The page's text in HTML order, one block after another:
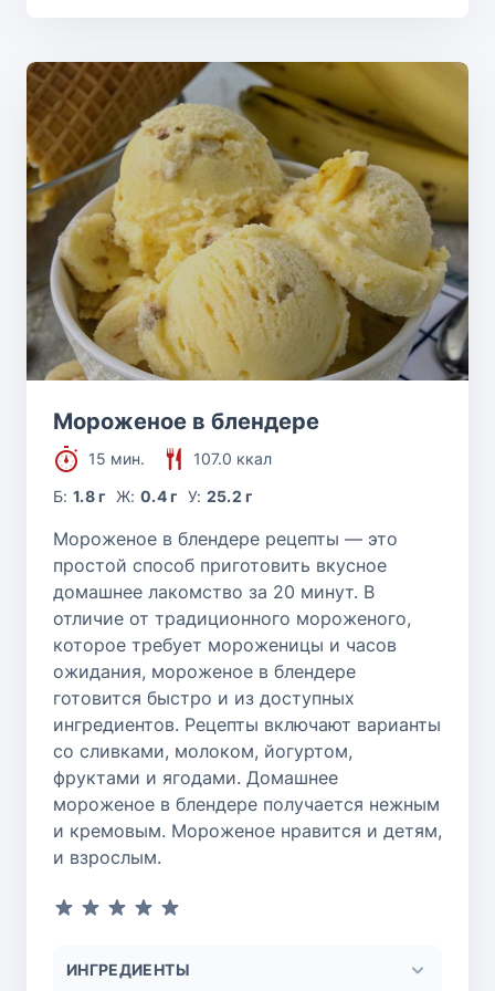
Мороженое в блендере
15 мин.
107.0 ккал
Б:1.8 г Ж: 0.4 г У: 25.2 г
Мороженое в блендере рецепты — это
простой способ приготовить вкусное
домашнее лакомство за 20 минут. В
отличие от традиционного мороженого,
которое требует мороженицы и часов
ожидания, мороженое в блендере
готовится быстро и из доступных
ингредиентов. Рецепты включают варианты
со сливками, молоком, йогуртом,
фруктами и ягодами. Домашнее
мороженое в блендере получается нежным
и кремовым. Мороженое нравится и детям,
и взрослым.
ИНГРЕДИЕНТЫ